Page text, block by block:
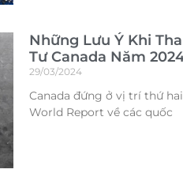
Những Lưu Ý Khi
Tư Canada Năm
29/03/2024
Canada đứng ở vị trí thứ
World Report về các quốc